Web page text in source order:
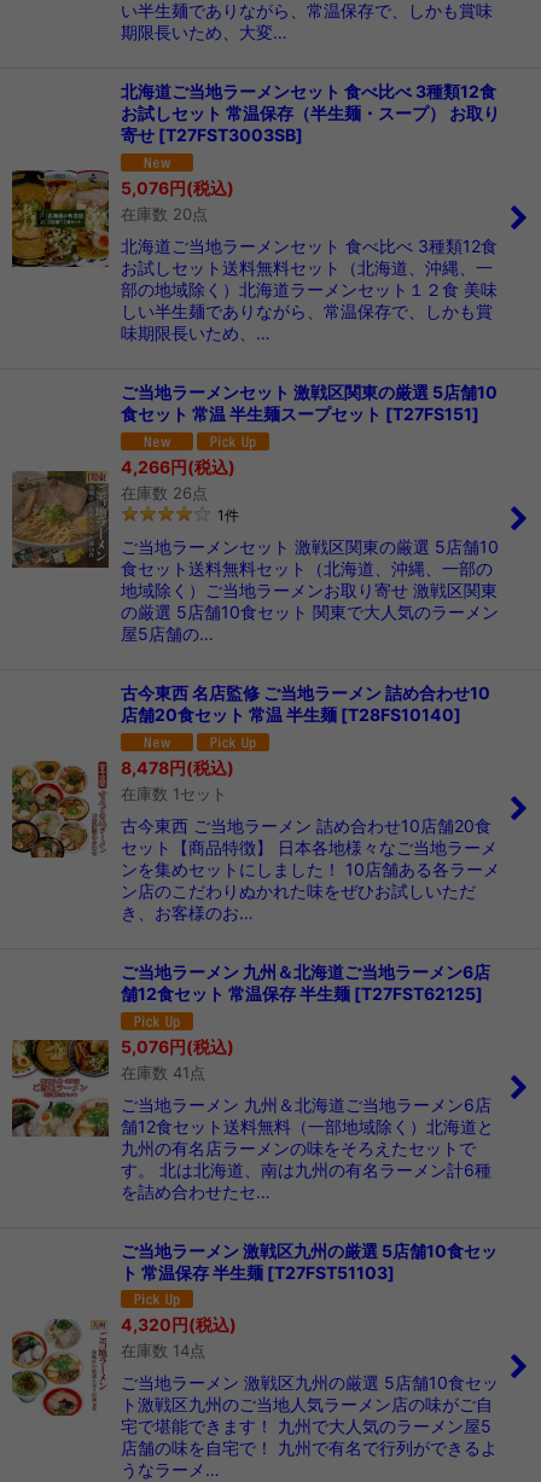
い半生麺でありながら、常温保存で、しかも賞味
期限長いため、大変…
北海道ご当地ラーメンセット 食べ比べ 3種類12食
お試しセット 常温保存（半生麺・スープ） お取り
寄せ [T27FST3003SB]
5,076円(税込)
在庫数 20点
北海道ご当地ラーメンセット 食べ比べ 3種類12食
お試しセット送料無料セット（北海道、沖縄、一
部の地域除く）北海道ラーメンセット１２食 美味
しい半生麺でありながら、常温保存で、しかも賞
味期限長いため、…
ご当地ラーメンセット 激戦区関東の厳選 5店舗10
食セット 常温 半生麺スープセット [T27FS151]
4,266円(税込)
在庫数 26点
1件
ご当地ラーメンセット 激戦区関東の厳選 5店舗10
食セット送料無料セット（北海道、沖縄、一部の
地域除く）ご当地ラーメンお取り寄せ 激戦区関東
の厳選 5店舗10食セット 関東で大人気のラーメン
屋5店舗の…
古今東西 名店監修 ご当地ラーメン 詰め合わせ10
店舗20食セット 常温 半生麺 [T28FS10140]
8,478円(税込)
在庫数 1セット
古今東西 ご当地ラーメン 詰め合わせ10店舗20食
セット【商品特徴】 日本各地様々なご当地ラーメ
ンを集めセットにしました！ 10店舗ある各ラーメ
ン店のこだわりぬかれた味をぜひお試しいただ
き、お客様のお…
ご当地ラーメン 九州＆北海道ご当地ラーメン6店
舗12食セット 常温保存 半生麺 [T27FST62125]
5,076円(税込)
在庫数 41点
ご当地ラーメン 九州＆北海道ご当地ラーメン6店
舗12食セット送料無料（一部地域除く）北海道と
九州の有名店ラーメンの味をそろえたセットで
す。 北は北海道、南は九州の有名ラーメン計6種
を詰め合わせたセ…
ご当地ラーメン 激戦区九州の厳選 5店舗10食セッ
ト 常温保存 半生麺 [T27FST51103]
4,320 円(税込)
在庫数 14点
ご当地ラーメン 激戦区九州の厳選 5店舗10食セッ
ト激戦区九州のご当地人気ラーメン店の味がご自
宅で堪能できます！ 九州で大人気のラーメン屋5
店舗の味を自宅で！ 九州で有名で行列ができるよ
うなラーメ…